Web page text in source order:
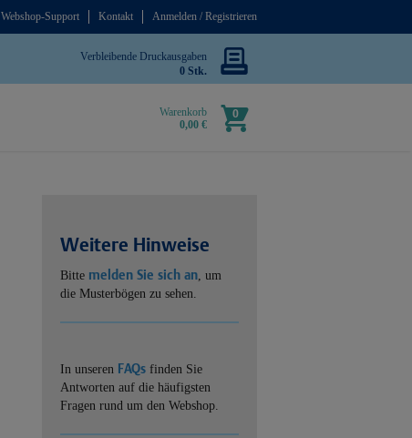
Webshop-Support Kontakt Anmelden / Registrieren
Verbleibende Druckausgaben
0 Stk.
Warenkorb
0,00 €
0
Weitere Hinweise
Bitte melden Sie sich an, um
die Musterbögen zu sehen.
In unseren FAQs finden Sie
Antworten auf die häufigsten
Fragen rund um den Webshop.